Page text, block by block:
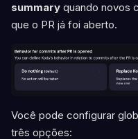
summary quando novos
que o PR já foi aberto.
Você pode configurar
três opções: